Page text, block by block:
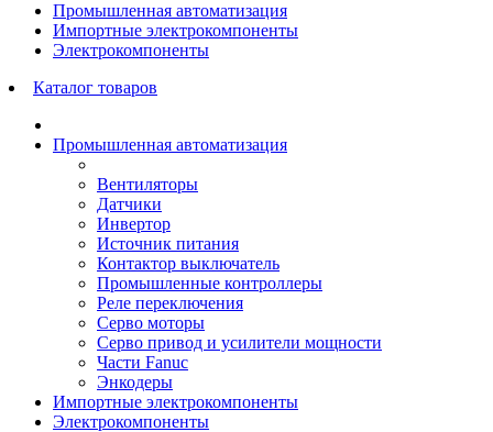
Промышленная автоматизация
Импортные электрокомпоненты
Электрокомпоненты
Каталог товаров
Промышленная автоматизация
Вентиляторы
Датчики
Инвертор
Источник питания
Контактор выключатель
Промышленные контроллеры
Реле переключения
Серво моторы
Серво привод и усилители мощности
Части Fanuc
Энкодеры
Импортные электрокомпоненты
Электрокомпоненты